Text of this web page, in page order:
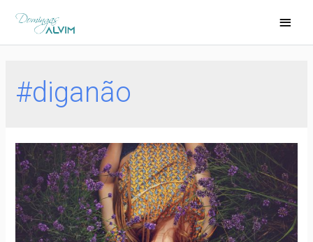
#diganão